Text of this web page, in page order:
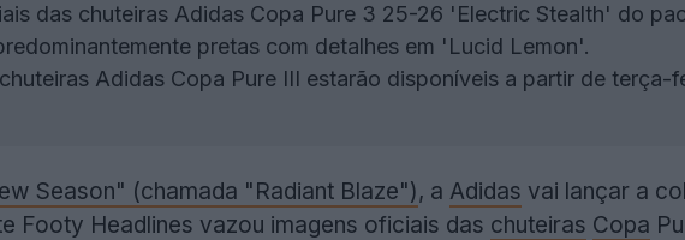
das chuteiras Adidas Copa Pure 3 25-26 'Electric Stealth' do
pretas com detalhes em 'Lucid Lemon'.
Adidas Copa Pure III estarão disponíveis a partir de terça-
Season" (chamada "Radiant Blaze"), a Adidas vai lançar a
Footy Headlines vazou imagens oficiais das chuteiras Copa